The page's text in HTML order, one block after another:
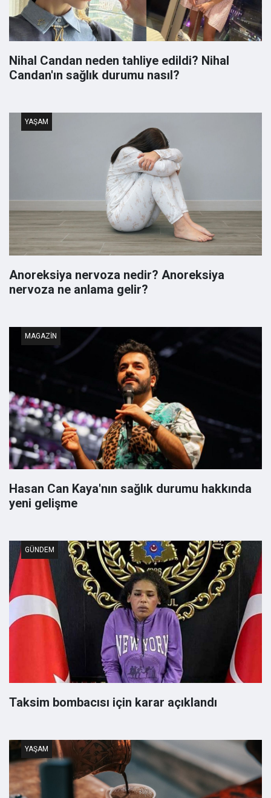
Nihal Candan neden tahliye edildi? Nihal
Candan'ın sağlık durumu nasıl?
Anoreksiya nervoza nedir? Anoreksiya
nervoza ne anlama gelir?
YAŞAM
Hasan Can Kaya'nın sağlık durumu hakkında
yeni gelişme
MAGAZIN
Taksim bombacısı için karar açıklandı
GÜNDEM
YAŞAM